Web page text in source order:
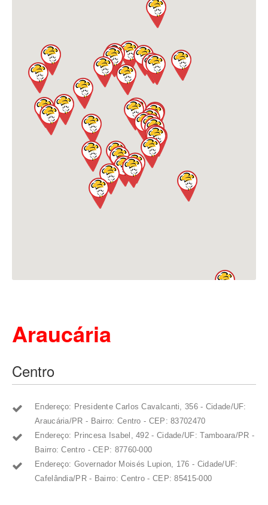
Araucária
Centro
Endereço: Presidente Carlos Cavalcanti, 356 - Cidade/UF:
Araucária/PR - Bairro: Centro - CEP: 83702470
Endereço: Princesa Isabel, 492 - Cidade/UF: Tamboara/PR -
Bairro: Centro - CEP: 87760-000
Endereço: Governador Moisés Lupion, 176 - Cidade/UF:
Cafelândia/PR - Bairro: Centro - CEP: 85415-000